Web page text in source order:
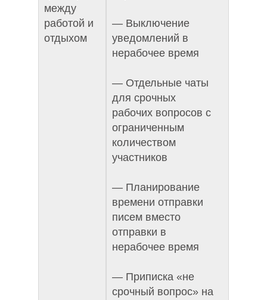
между
работой и
отдыхом
— Выключение
уведомлений в
нерабочее время
— Отдельные чаты
для срочных
рабочих вопросов с
ограниченным
количеством
участников
— Планирование
времени отправки
писем вместо
отправки в
нерабочее время
— Приписка «не
срочный вопрос» на